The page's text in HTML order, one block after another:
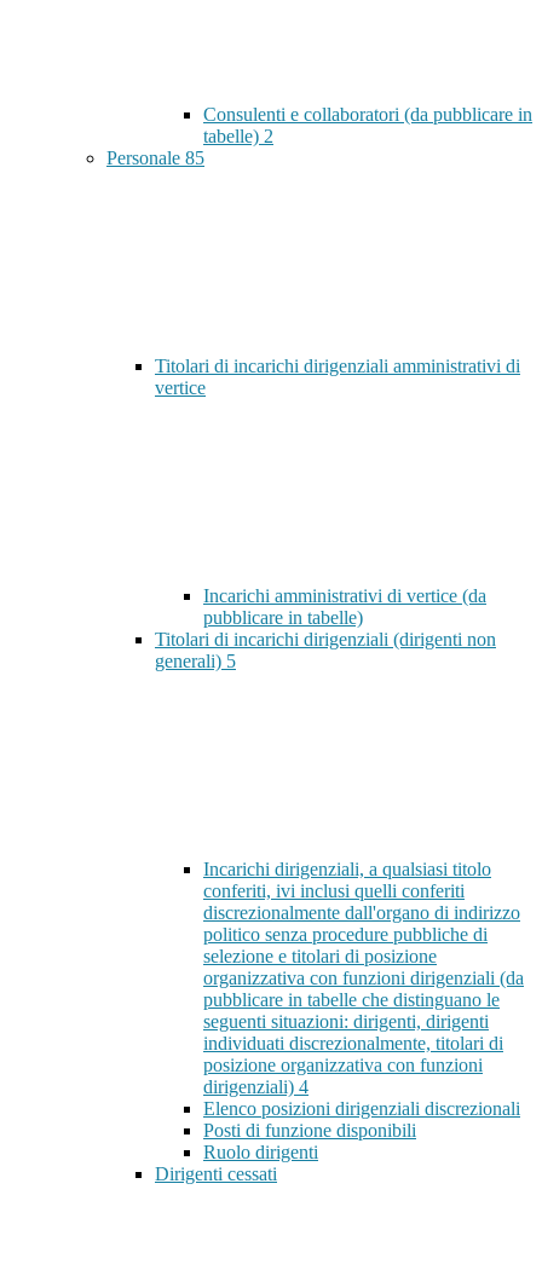
Consulenti e collaboratori (da pubblicare in
tabelle) 2
Personale 85
Titolari di incarichi dirigenziali amministrativi di
vertice
Incarichi amministrativi di vertice (da
pubblicare in tabelle)
Titolari di incarichi dirigenziali (dirigenti non
generali) 5
Incarichi dirigenziali, a qualsiasi titolo
conferiti, ivi inclusi quelli conferiti
discrezionalmente dall'organo di indirizzo
politico senza procedure pubbliche di
selezione e titolari di posizione
organizzativa con funzioni dirigenziali (da
pubblicare in tabelle che distinguano le
seguenti situazioni: dirigenti, dirigenti
individuati discrezionalmente, titolari di
posizione organizzativa con funzioni
dirigenziali) 4
Elenco posizioni dirigenziali discrezionali
Posti di funzione disponibili
Ruolo dirigenti
Dirigenti cessati